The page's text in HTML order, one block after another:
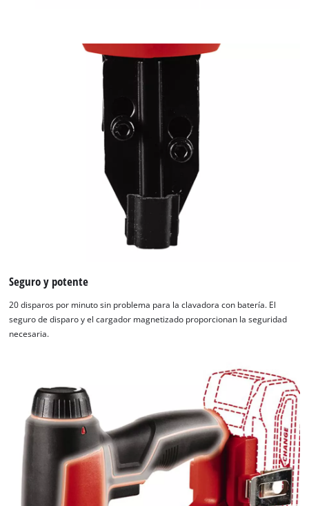
Seguro y potente
20 disparos por minuto sin problema para la clavadora con batería. El
seguro de disparo y el cargador magnetizado proporcionan la seguridad
necesaria.